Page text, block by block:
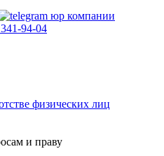
94-04
физических лиц
и праву